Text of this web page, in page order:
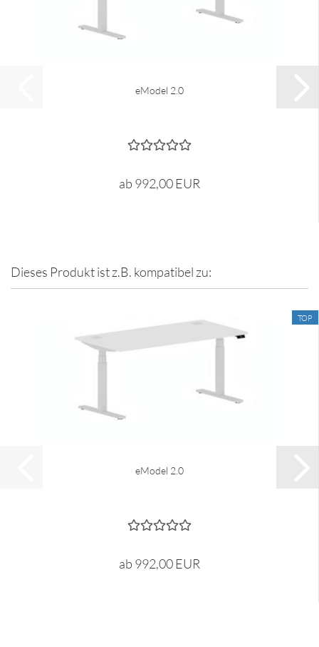
eModel 2.0
ab 992,00 EUR
Dieses Produkt ist z.B. kompatibel zu:
TOP
eModel 2.0
ab 992,00 EUR